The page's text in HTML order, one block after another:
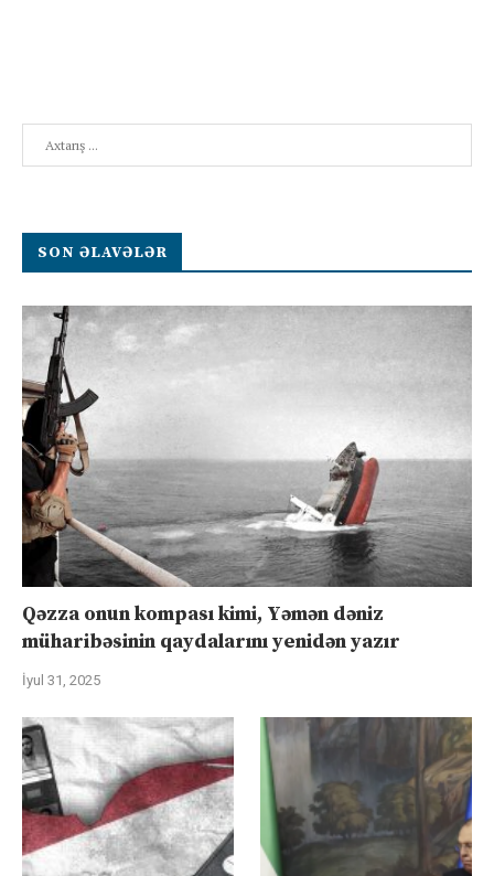
SON ƏLAVƏLƏR
Qəzza onun kompası kimi, Yəmən dəniz
müharibəsinin qaydalarını yenidən yazır
İyul 31, 2025